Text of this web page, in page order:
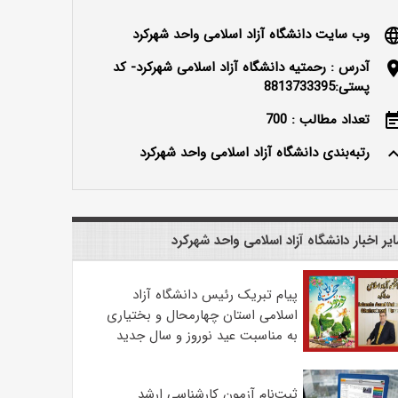
وب سایت دانشگاه آزاد اسلامی واحد شهرکرد
آدرس : رحمتیه دانشگاه آزاد اسلامی شهرکرد- کد
پستی:8813733395
تعداد مطالب : 700
keyboard_arrow_up
رتبه‌بندی دانشگاه آزاد اسلامی واحد شهرکرد
اخبار دانشگاه آزاد اسلامی واحد شهرکرد
پیام تبریک رئیس دانشگاه آزاد
اسلامی استان چهارمحال و بختیاری
به مناسبت عید نوروز و سال جدید